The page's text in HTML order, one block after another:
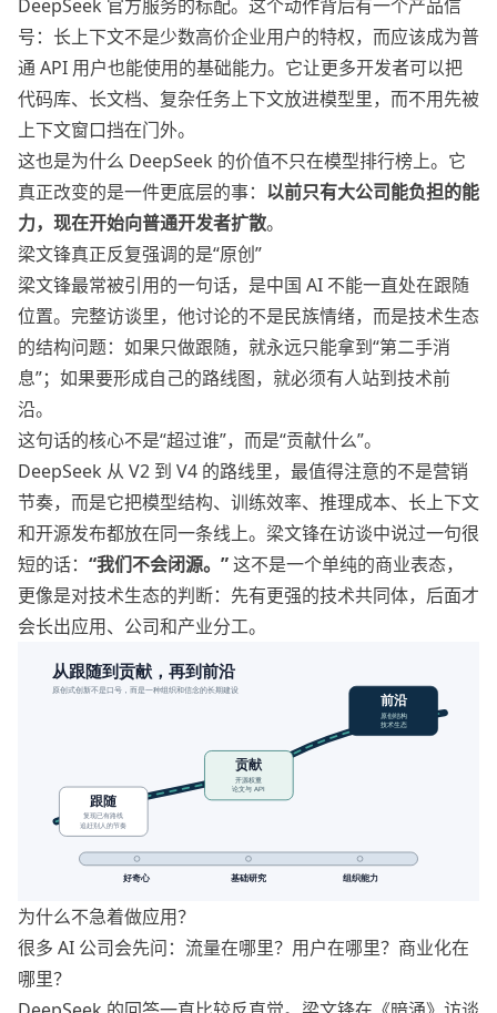
DeepSeek 官方服务的标配。这个动作背后有一个产品信
号：长上下文不是少数高价企业用户的特权，而应该成为普
通 API 用户也能使用的基础能力。它让更多开发者可以把
代码库、长文档、复杂任务上下文放进模型里，而不用先被
上下文窗口挡在门外。
这也是为什么 DeepSeek 的价值不只在模型排行榜上。它
真正改变的是一件更底层的事： 以前只有大公司能负担的能
力，现在开始向普通开发者扩散。
梁文锋真正反复强调的是“原创”
梁文锋最常被引用的一句话，是中国 AI 不能一直处在跟随
位置。完整访谈里，他讨论的不是民族情绪，而是技术生态
的结构问题：如果只做跟随，就永远只能拿到“第二手消
息”；如果要形成自己的路线图，就必须有人站到技术前
沿。
这句话的核心不是“超过谁”，而是“贡献什么”。
DeepSeek 从 V2 到 V4 的路线里，最值得注意的不是营销
节奏，而是它把模型结构、训练效率、推理成本、长上下文
和开源发布都放在同一条线上。梁文锋在访谈中说过一句很
短的话： “我们不会闭源。”这不是一个单纯的商业表态，
更像是对技术生态的判断：先有更强的技术共同体，后面才
会长出应用、公司和产业分工。
为什么不急着做应用？
很多 AI 公司会先问：流量在哪里？用户在哪里？商业化在
哪里？